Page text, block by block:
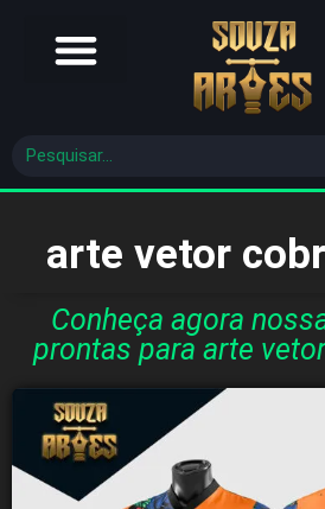
arte vetor
Conheça agora
prontas para arte